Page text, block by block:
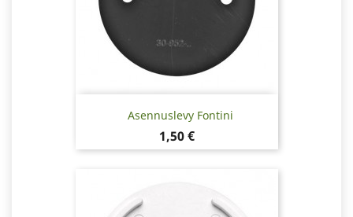
Asennuslevy Fontini
Hinta
1,50 €